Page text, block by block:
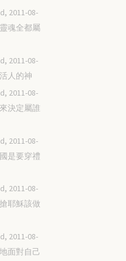
2011-08-
魂全都屬
2011-08-
人的神
2011-08-
決定屬誰
2011-08-
是要穿禮
2011-08-
耶穌該做
2011-08-
面對自己